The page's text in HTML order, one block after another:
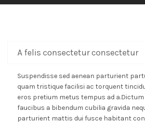
A felis consectetur consectetur
Suspendisse sed aenean parturient
quam tristique facilisi ac torquent
eros pretium metus tempus ad
faucibus a bibendum cubilia gravida
parturient mattis dui fusce habitant